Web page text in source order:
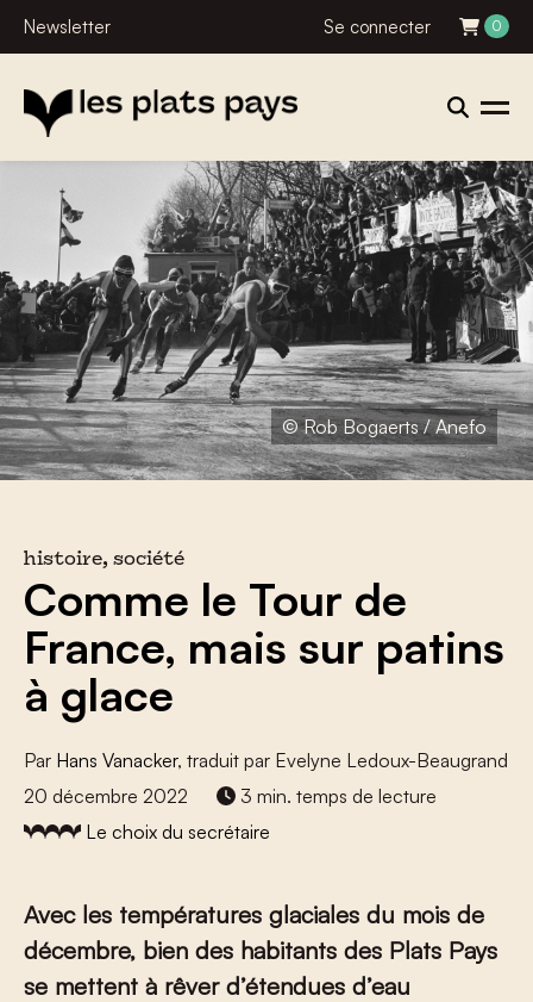
Newsletter Se connecter 0
© Rob Bogaerts / Anefo
histoire, société
Comme le Tour de
France, mais sur patins
à glace
Par Hans Vanacker, traduit par Evelyne Ledoux-Beaugrand
20 décembre 2022
3 min. temps de lecture
Le choix du secrétaire
Avec les températures glaciales du mois de
décembre, bien des habitants des Plats Pays
se mettent à rêver d’étendues d’eau